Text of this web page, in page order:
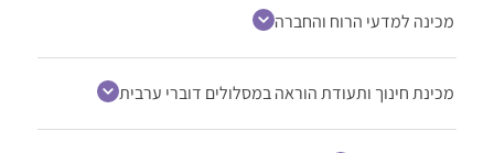
מכינה למדעי הרוח והחברה
מכינת חינוך ותעודת הוראה במסלולים דוברי ערבית